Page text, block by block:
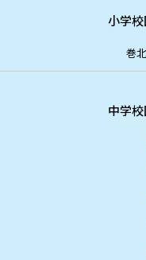
小学
巻
中学